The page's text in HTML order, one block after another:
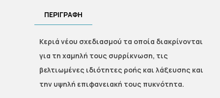
ΠΕΡΙΓΡΑΦΗ
Κεριά νέου σχεδιασμού τα οποία διακρίνονται
για τη χαμηλή τους συρρίκνωση, τις
βελτιωμένες ιδιότητες ροής και λάξευσης και
την υψηλή επιφανειακή τους πυκνότητα.